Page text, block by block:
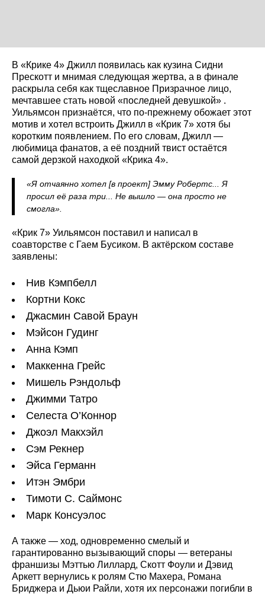
В «Крике 4» Джилл появилась как кузина Сидни
Прескотт и мнимая следующая жертва, а в финале
раскрыла себя как тщеславное Призрачное лицо,
мечтавшее стать новой «последней девушкой» .
Уильямсон признаётся, что по‑прежнему обожает этот
мотив и хотел встроить Джилл в «Крик 7» хотя бы
коротким появлением. По его словам, Джилл —
любимица фанатов, а её поздний твист остаётся
самой дерзкой находкой «Крика 4».
«Я отчаянно хотел [в проект] Эмму Робертс... Я
просил её раза три... Не вышло — она просто не
смогла».
«Крик 7» Уильямсон поставил и написал в
соавторстве с Гаем Бусиком. В актёрском составе
заявлены:
Нив Кэмпбелл
Кортни Кокс
Джасмин Савой Браун
Мэйсон Гудинг
Анна Кэмп
Маккенна Грейс
Мишель Рэндольф
Джимми Татро
Селеста О’Коннор
Джоэл Макхэйл
Сэм Рекнер
Эйса Германн
Итэн Эмбри
Тимоти С. Саймонс
Марк Консуэлос
А также — ход, одновременно смелый и
гарантированно вызывающий споры — ветераны
франшизы Мэттью Лиллард, Скотт Фоули и Дэвид
Аркетт вернулись к ролям Стю Махера, Романа
Бриджера и Дьюи Райли, хотя их персонажи погибли в